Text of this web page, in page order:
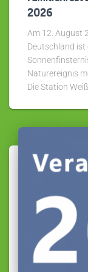
2026
Am 12. August
Deutschland ist
Naturereignis
Die Station